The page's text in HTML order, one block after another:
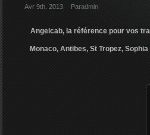
Avr 9th. 2013 Paradmin
Angelcab, la référence pour vos
Monaco, Antibes, St Tropez,